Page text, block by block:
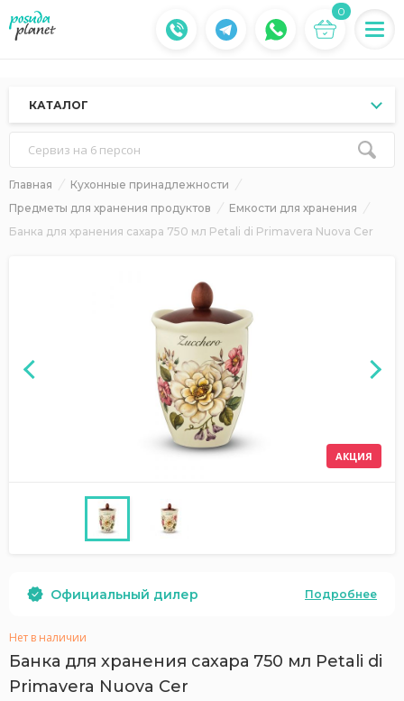
0
КАТАЛОГ
Сервиз на 6 персон
Главная
Кухонные принадлежности
Предметы для хранения продуктов
Емкости для хранения
Банка для хранения сахара 750 мл Petali di Primavera Nuova Cer
АКЦИЯ
Официальный дилер Подробнее
Нет в наличии
Банка для хранения сахара 750 мл Petali di
Primavera Nuova Cer